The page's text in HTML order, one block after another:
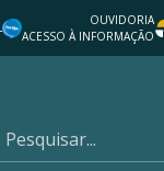
OUVIDORIA
ACESSO À INFORMAÇÃO